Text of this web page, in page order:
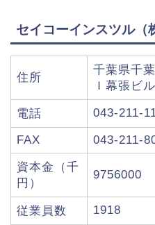
セイコーインスツル（
住所
千葉県千
Ｉ幕張ビル
電話 043-211-
FAX 043-211-
資本金（千
円）
9756000
従業員数 1918